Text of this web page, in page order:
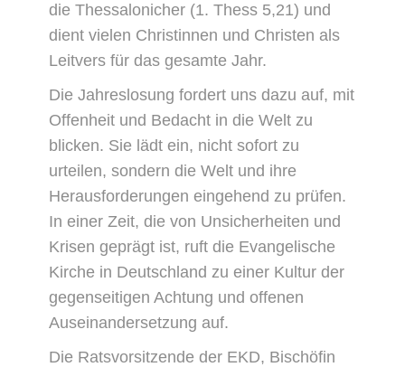
die Thessalonicher (1. Thess 5,21) und
dient vielen Christinnen und Christen als
Leitvers für das gesamte Jahr.
Die Jahreslosung fordert uns dazu auf, mit
Offenheit und Bedacht in die Welt zu
blicken. Sie lädt ein, nicht sofort zu
urteilen, sondern die Welt und ihre
Herausforderungen eingehend zu prüfen.
In einer Zeit, die von Unsicherheiten und
Krisen geprägt ist, ruft die Evangelische
Kirche in Deutschland zu einer Kultur der
gegenseitigen Achtung und offenen
Auseinandersetzung auf.
Die Ratsvorsitzende der EKD, Bischöfin